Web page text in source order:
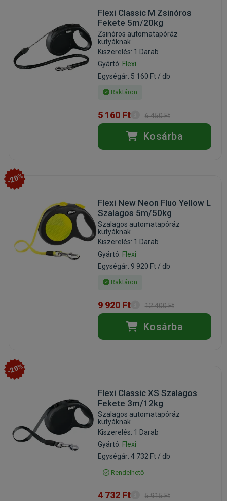
Flexi Classic M Zsinóros
Fekete 5m/20kg
Zsinóros automatapóráz
kutyáknak
Kiszerelés: 1 Darab
Gyártó: Flexi
Egységár: 5 160 Ft / db
Raktáron
5 160 Ft 6 450 Ft
Kosárba
-20%
Flexi New Neon Fluo Yellow L
Szalagos 5m/50kg
Szalagos automatapóráz
kutyáknak
Kiszerelés: 1 Darab
Gyártó: Flexi
Egységár: 9 920 Ft / db
Raktáron
9 920 Ft 12 400 Ft
Kosárba
-20%
Flexi Classic XS Szalagos
Fekete 3m/12kg
Szalagos automatapóráz
kutyáknak
Kiszerelés: 1 Darab
Gyártó: Flexi
Egységár: 4 732 Ft / db
Rendelhető
4 732 Ft 5 915 Ft